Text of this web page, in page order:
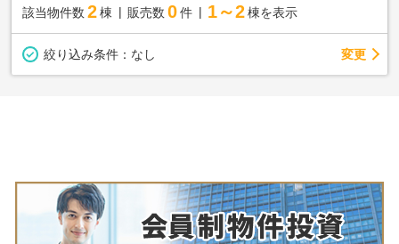
該当物件数 2棟 販売数 0 件 1～2 棟を表示
絞り込み条件： なし 変更